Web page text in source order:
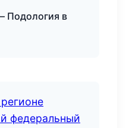
Подология в
федеральный